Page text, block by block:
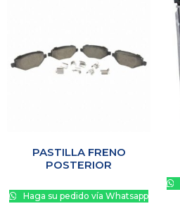
PASTILLA FRENO
POSTERIOR
Haga su pedido vía Whatsapp